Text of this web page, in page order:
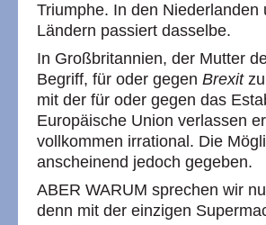
Triumphe. In den
Ländern passiert dasselbe.
In Großbritannien, der Mutter
Begriff, für oder gegen Brexitzu
mit der für oder gegen das
Europäische Union verlassen
vollkommen irrational. Die
anscheinend jedoch gegeben.
ABER WARUM sprechen wir
denn mit der einzigen